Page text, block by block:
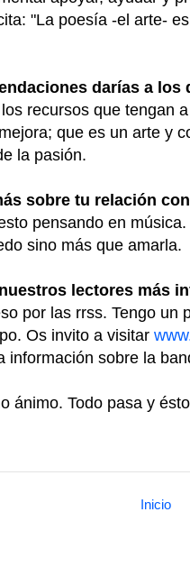
"La poesía -el arte-
darías a los
recursos que tengan
que es un arte y
la pasión.
sobre tu relación
pensando en
sino más que amarla.
lectores más
por las rrss. Tengo un
Os invito a visitar
información sobre la
ánimo. Todo pasa y
Inicio